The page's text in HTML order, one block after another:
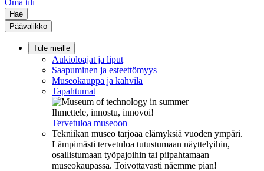
Oma tili
Hae
Päävalikko
Tule meille
Aukioloajat ja liput
Saapuminen ja esteettömyys
Museokauppa ja kahvila
Tapahtumat
Ihmettele, innostu, innovoi!
Tervetuloa museoon
Tekniikan museo tarjoaa elämyksiä vuoden ympäri.
Lämpimästi tervetuloa tutustumaan näyttelyihin,
osallistumaan työpajoihin tai piipahtamaan
museokaupassa. Toivottavasti näemme pian!